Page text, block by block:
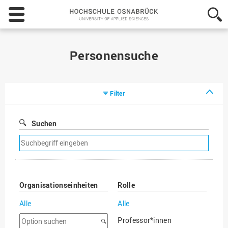
Hochschule
Osnabrück
-
Personensuche
Filter
Suchen
Suchfilter
entfernen
Organisationseinheiten
Alle
Option
Rolle
Alle
Professor*innen